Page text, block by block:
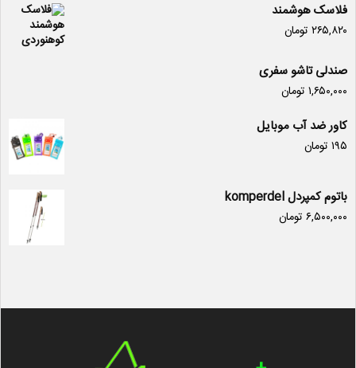
فلاسک هوشمند
۲۶۵,۸۲۰ تومان
صندلی تاشو سفری
۱,۶۵۰,۰۰۰ تومان
کاور ضد آب موبایل
۱۹۵ تومان
باتوم کمپردل komperdel
۶,۵۰۰,۰۰۰ تومان